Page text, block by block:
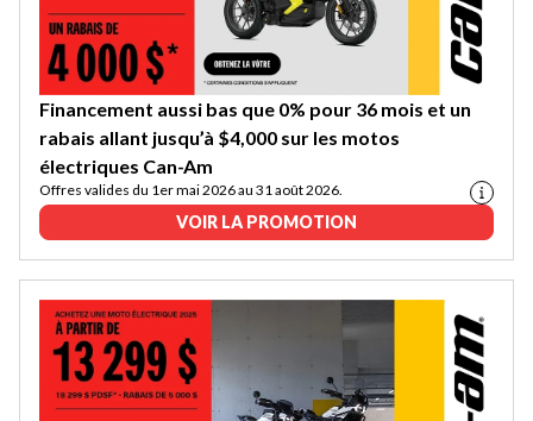
Financement aussi bas que 0% pour 36 mois et un
rabais allant jusqu’à $4,000 sur les motos
électriques Can-Am
Offres valides du 1er mai 2026 au 31 août 2026.
VOIR LA PROMOTION